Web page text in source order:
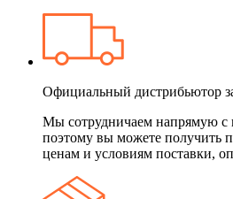
Официальный дистрибьютор
Мы сотрудничаем напрямую с
поэтому вы можете получить
ценам и условиям поставки,